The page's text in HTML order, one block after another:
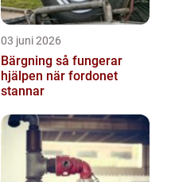
03 juni 2026
Bärgning så fungerar
hjälpen när fordonet
stannar